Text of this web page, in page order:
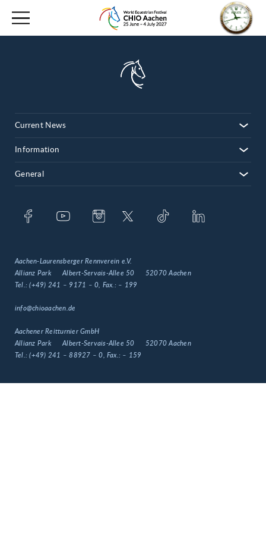
Current News
Information
General
Aachen-Laurensberger Rennverein e.V.
Allianz Park
Albert-Servais-Allee 50
52070 Aachen
Tel.:(+49) 241 – 9171 – 0 , Fax.: – 199
info@chioaachen.de
Aachener Reitturnier GmbH
Allianz Park
Albert-Servais-Allee 50
52070 Aachen
Tel.:(+49) 241 – 88927 – 0 , Fax.: – 159